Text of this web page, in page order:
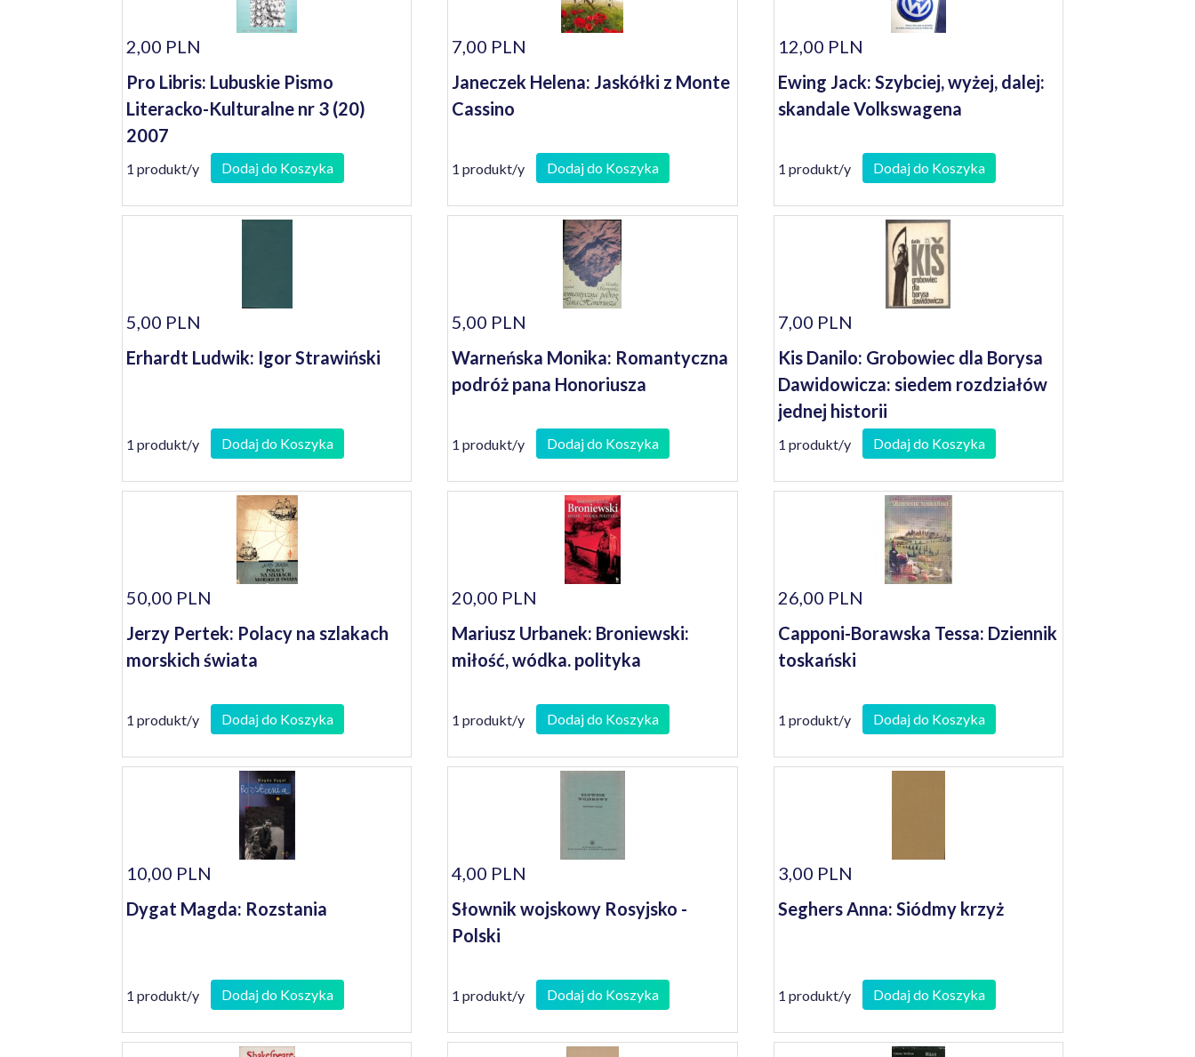
2,00 PLN
Pro Libris: Lubuskie Pismo
Literacko-Kulturalne nr 3 (20)
2007
1 produkt/y Dodaj do Koszyka
7,00 PLN
Janeczek Helena: Jaskółki z Monte
Cassino
1 produkt/y Dodaj do Koszyka
12,00 PLN
Ewing Jack: Szybciej, wyżej, dalej:
skandale Volkswagena
1 produkt/y Dodaj do Koszyka
5,00 PLN
Erhardt Ludwik: Igor Strawiński
1 produkt/y Dodaj do Koszyka
5,00 PLN
Warneńska Monika: Romantyczna
podróż pana Honoriusza
1 produkt/y Dodaj do Koszyka
7,00 PLN
Kis Danilo: Grobowiec dla Borysa
Dawidowicza: siedem rozdziałów
jednej historii
1 produkt/y Dodaj do Koszyka
50,00 PLN
Jerzy Pertek: Polacy na szlakach
morskich świata
1 produkt/y Dodaj do Koszyka
20,00 PLN
Mariusz Urbanek: Broniewski:
miłość, wódka. polityka
1 produkt/y Dodaj do Koszyka
26,00 PLN
Capponi-Borawska Tessa: Dziennik
toskański
1 produkt/y Dodaj do Koszyka
10,00 PLN
Dygat Magda: Rozstania
1 produkt/y Dodaj do Koszyka
4,00 PLN
Słownik wojskowy Rosyjsko -
Polski
1 produkt/y Dodaj do Koszyka
3,00 PLN
Seghers Anna: Siódmy krzyż
1 produkt/y Dodaj do Koszyka